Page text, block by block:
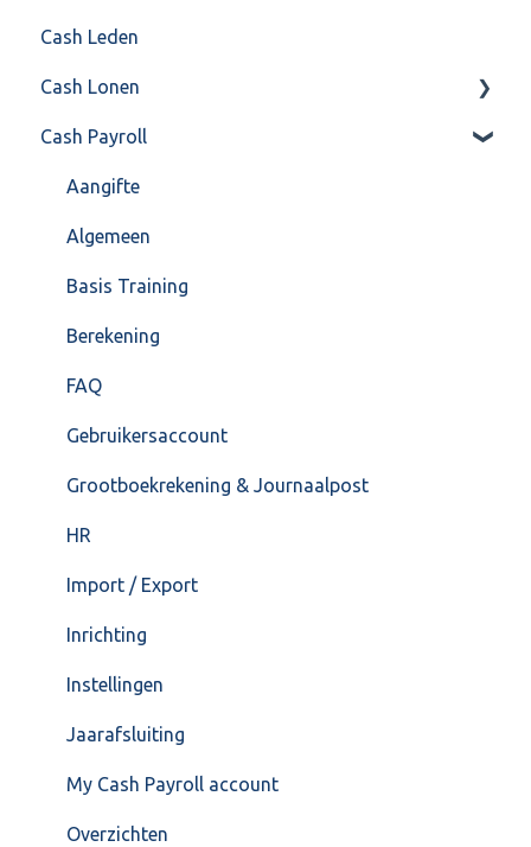
Instellingen
Algemeen
Formulierlayout
Inkoop
Verkoop
Voorraad
Overig
VoorraadService & Onderhoud
Cash Leden
Cash Lonen
Algemeen
Inrichting
Jaarafsluiting
Salarisberekening
Overig
FAQ – Beëindiging CASH Lonen en overstap naar
Cash Payroll
Aangifte
Algemeen
Basis Training
Berekening
FAQ
Gebruikersaccount
Grootboekrekening & Journaalpost
HR
Import / Export
Inrichting
Instellingen
Jaarafsluiting
My Cash Payroll account
Overzichten